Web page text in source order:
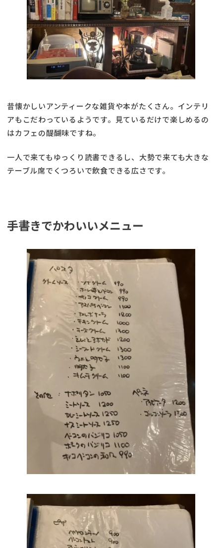
昔懐かしいアンティークな雑貨や本がたくさん。インテリ
アもこだわっているようです。見ているだけで楽しめるの
はカフェの醍醐味ですね。
一人で来てもゆっくり読書できるし、大勢で来ても大きな
テーブル席でくつろいで飲食できる広さです。
手書きでかわいいメニュー